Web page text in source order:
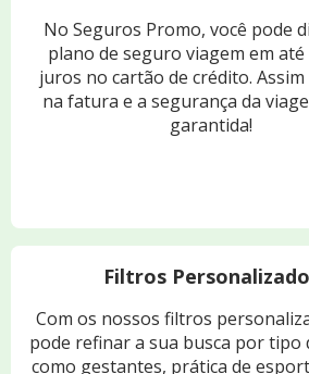
No Seguros Promo, você pode
plano de seguro viagem em até
juros no cartão de crédito.
na fatura e a segurança da
garantida!
Filtros
Com os nossos filtros
pode refinar a sua busca por tipo
como gestantes, prática de